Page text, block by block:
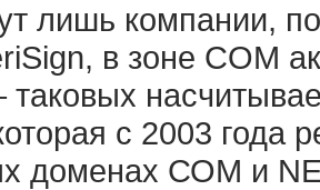
лишь компании,
в зоне COM
таковых
с 2003 года
доменах СОМ и